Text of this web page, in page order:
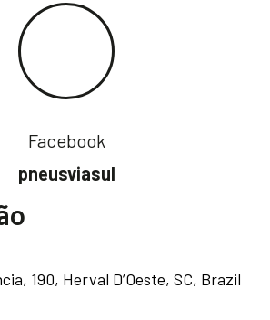
Facebook
pneusviasul
190, Herval D’Oeste, SC, Brazil